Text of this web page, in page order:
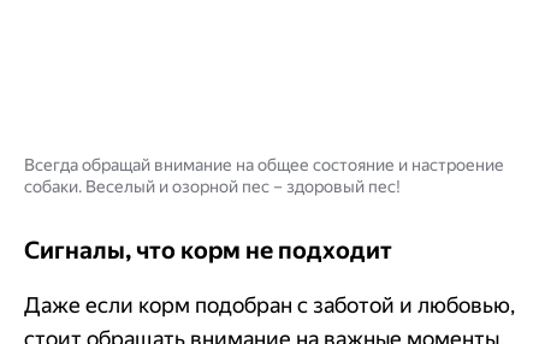
Всегда обращай внимание на общее состояние и настроение
собаки. Веселый и озорной пес – здоровый пес!
Сигналы, что корм не подходит
Даже если корм подобран с заботой и любовью,
стоит обращать внимание на важные моменты,